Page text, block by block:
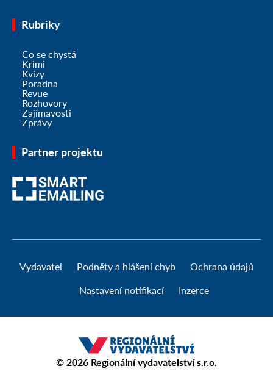
Rubriky
Co se chystá
Krimi
Kvízy
Poradna
Revue
Rozhovory
Zajímavosti
Zprávy
Partner projektu
Vydavatel Podněty a hlášení chyb Ochrana údajů
Nastavení notifikací Inzerce
© 2026 Regionální vydavatelství s.r.o.